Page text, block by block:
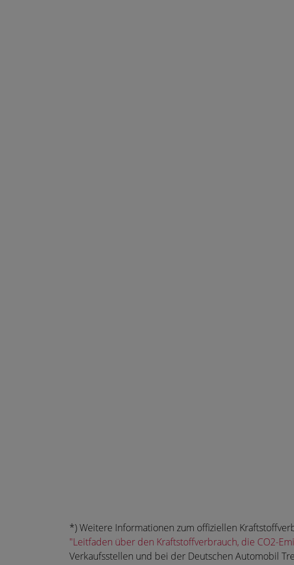
*) Weitere Informationen zum offiziellen
"Leitfaden über den Kraftstoffverbrauch, die CO2-
Verkaufsstellen und bei der Deutschen Automobil